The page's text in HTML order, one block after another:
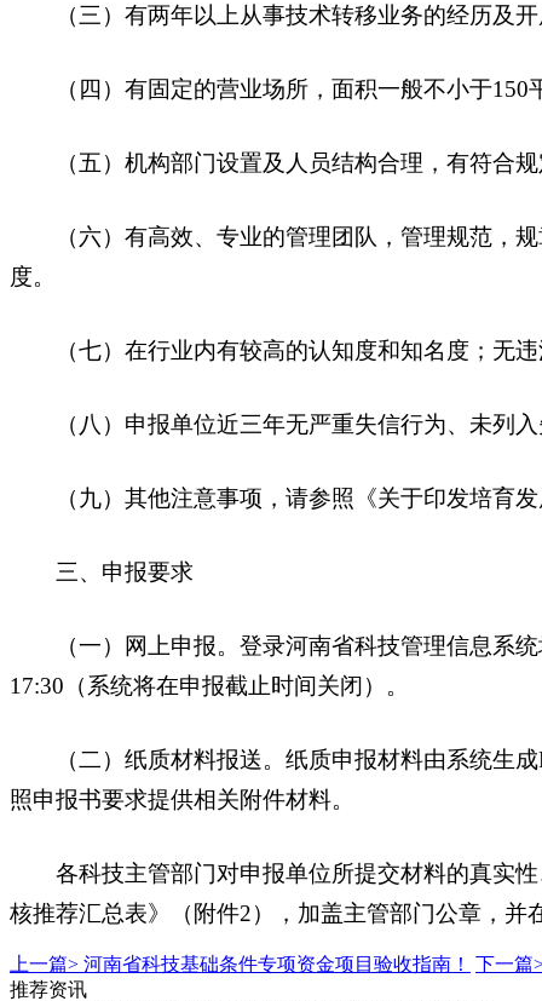
（三）有两年以上从事技术转移业务的经历及开
（四）有固定的营业场所，面积一般不小于150
（五）机构部门设置及人员结构合理，有符合规
（六）有高效、专业的管理团队，管理规范，规
度。
（七）在行业内有较高的认知度和知名度；无违
（八）申报单位近三年无严重失信行为、未列入
（九）其他注意事项，请参照《关于印发培育发
三、申报要求
（一）网上申报。登录河南省科技管理信息系统
17:30（系统将在申报截止时间关闭）。
（二）纸质材料报送。纸质申报材料由系统生成
照申报书要求提供相关附件材料。
各科技主管部门对申报单位所提交材料的真实性
核推荐汇总表》（附件2），加盖主管部门公章，并
上一篇> 河南省科技基础条件专项资金项目验收指南！
下一篇
推荐资讯